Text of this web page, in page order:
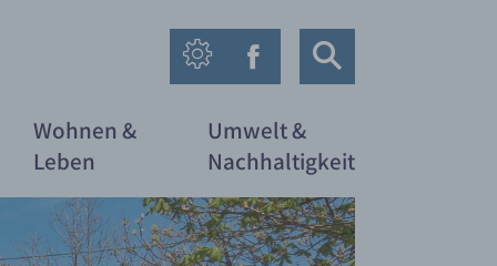
Wohnen &
Leben
Umwelt &
Nachhaltigkeit